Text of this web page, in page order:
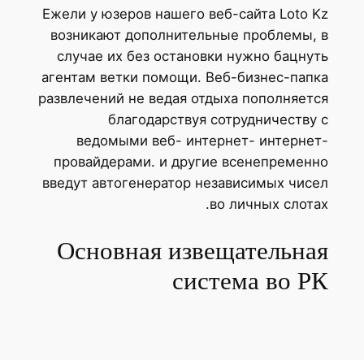
Ежели у юзеров нашего веб-сайта Loto Kz
возникают дополнительные проблемы, в
случае их без остановки нужно бацнуть
агентам ветки помощи. Веб-бизнес-папка
развлечений не ведая отдыха пополняется
благодарствуя сотрудничеству с
ведомыми веб- интернет- интернет-
провайдерами. и другие всенепременно
введут автогенератор независимых чисел
во личных слотах.
Основная извещательная
система во РК